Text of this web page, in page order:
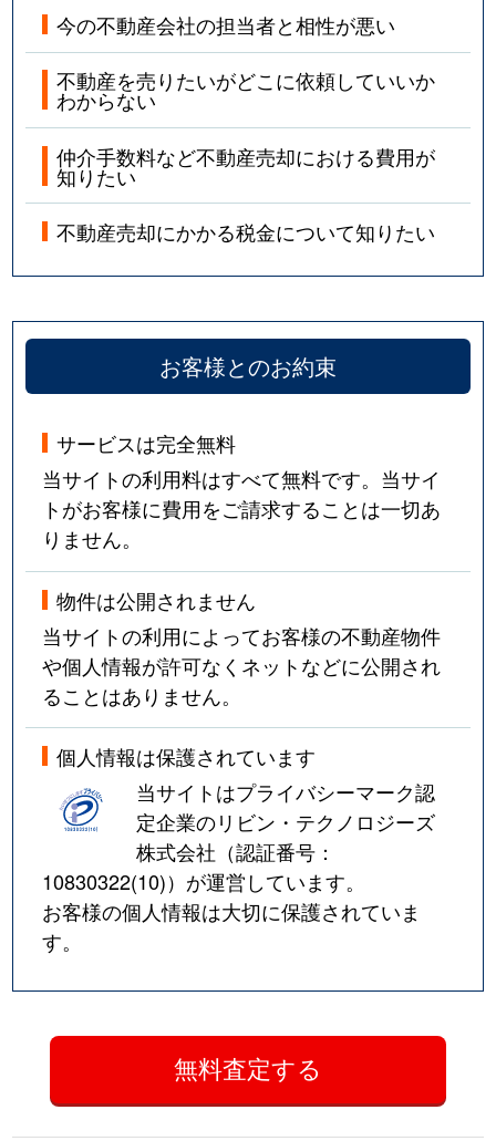
今の不動産会社の担当者と相性が悪い
不動産を売りたいがどこに依頼していいか
わからない
仲介手数料など不動産売却における費用が
知りたい
不動産売却にかかる税金について知りたい
お客様とのお約束
サービスは完全無料
当サイトの利用料はすべて無料です。当サイ
トがお客様に費用をご請求することは一切あ
りません。
物件は公開されません
当サイトの利用によってお客様の不動産物件
や個人情報が許可なくネットなどに公開され
ることはありません。
個人情報は保護されています
当サイトはプライバシーマーク認
定企業のリビン・テクノロジーズ
株式会社（認証番号：
10830322(10)）が運営しています。
お客様の個人情報は大切に保護されていま
す。